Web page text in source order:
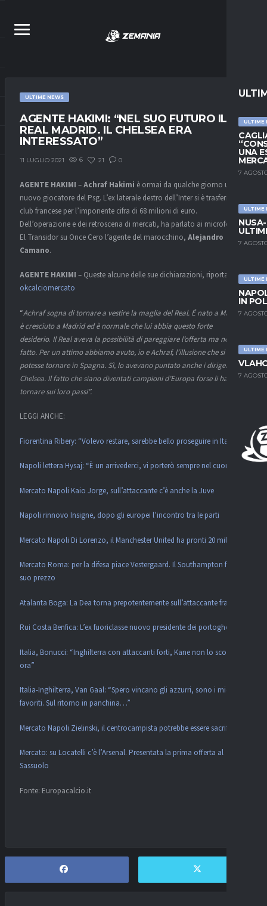
ULTIME
UNA
7
ULTIME
7
ULTIME
IN
7
ULTIME
7
ULTIME NEWS
AGENTE HAKIMI: “NEL SUO FUTURO IL
REAL MADRID. IL CHELSEA ERA
INTERESSATO”
11 LUGLIO 2021 6 21 0
AGENTE HAKIMI –Achraf Hakimi è ormai da qualche giorno un
nuovo giocatore del Psg. L’ex laterale destro dell’Inter si è trasferito nel
club francese per l’imponente cifra di 68 milioni di euro.
Dell’operazione e dei retroscena di mercati, ha parlato ai microfoni di
El Transidor su Once Cero l’agente del marocchino, Alejandro
Camano.
AGENTE HAKIMI – Queste alcune delle sue dichiarazioni, riportate da
okcalciomercato
“Achraf sogna di tornare a vestire la maglia del Real. É nato a Madrid,
è cresciuto a Madrid ed è normale che lui abbia questo forte
desiderio. Il Real aveva la possibilità di pareggiare l’offerta ma non l’ha
fatto. Per un attimo abbiamo avuto, io e Achraf, l’illusione che si
potesse tornare in Spagna. Sì, lo avevano puntato anche i dirigenti del
Chelsea. Il fatto che siano diventati campioni d’Europa forse li ha fatti
tornare sui loro passi”.
LEGGI ANCHE:
Fiorentina Ribery: “Volevo restare, sarebbe bello proseguire in Italia”
Napoli lettera Hysaj: “È un arrivederci, vi porterò sempre nel cuore”
Mercato Napoli Kaio Jorge, sull’attaccante c’è anche la Juve
Napoli rinnovo Insigne, dopo gli europei l’incontro tra le parti
Mercato Napoli Di Lorenzo, il Manchester United ha pronti 20 milioni
Mercato Roma: per la difesa piace Vestergaard. Il Southampton fa il
suo prezzo
Atalanta Boga: La Dea torna prepotentemente sull’attaccante francese
Rui Costa Benfica: L’ex fuoriclasse nuovo presidente dei portoghesi
Italia, Bonucci: “Inghilterra con attaccanti forti, Kane non lo scopri
ora”
Italia-Inghilterra, Van Gaal: “Spero vincano gli azzurri, sono i miei
favoriti. Sul ritorno in panchina…”
Mercato Napoli Zielinski, il centrocampista potrebbe essere sacrificato
Mercato: su Locatelli c’è l’Arsenal. Presentata la prima offerta al
Sassuolo
Fonte: Europacalcio.it